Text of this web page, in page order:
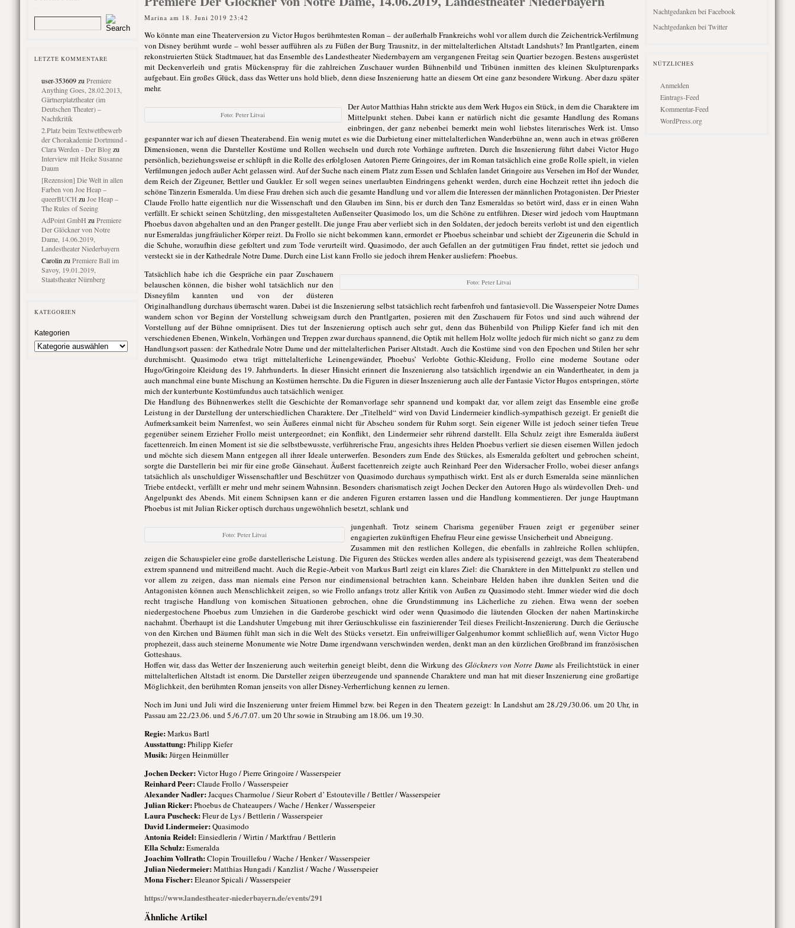
LETZTE KOMMENTARE
user-353609zu Premiere
Anything Goes, 28.02.2013,
Gärtnerplatztheater (im
Deutschen Theater) –
Nachtkritik
2.Platz beim Textwettbewerb
der Chorakademie Dortmund -
Clara Werden - Der Blogzu
Interview mit Heike Susanne
Daum
[Rezension] Die Welt in allen
Farben von Joe Heap –
queerBUCH zu Joe Heap –
The Rules of Seeing
AdPoint GmbH zu Premiere
Der Glöckner von Notre
Dame, 14.06.2019,
Landestheater Niederbayern
Carolin zu Premiere Ball im
Savoy, 19.01.2019,
Staatstheater Nürnberg
KATEGORIEN
Kategorien
Marina am 18. Juni 2019 23:42
Wo könnte man eine Theaterversion zu Victor Hugos berühmtesten Roman – der außerhalb Frankreichs wohl vor allem durch die Zeichentrick-Verfilmung
von Disney berühmt wurde – wohl besser aufführen als zu Füßen der Burg Trausnitz, in der mittelalterlichen Altstadt Landshuts? Im Prantlgarten, einem
rekonstruierten Stück Stadtmauer, hat das Ensemble des Landestheater Niedernbayern am vergangenen Freitag sein Quartier bezogen. Bestens ausgerüstet
mit Deckenverleih und gratis Mückenspray für die zahlreichen Zuschauer wurden Bühnenbild und Tribünen inmitten des kleinen Skulpturenparks
aufgebaut. Ein großes Glück, dass das Wetter uns hold blieb, denn diese Inszenierung hatte an diesem Ort eine ganz besondere Wirkung. Aber dazu später
mehr.
Foto: Peter Litvai
Der Autor Matthias Hahn strickte aus dem Werk Hugos ein Stück, in dem die Charaktere im
Mittelpunkt stehen. Dabei kann er natürlich nicht die gesamte Handlung des Romans
einbringen, der ganz nebenbei bemerkt mein wohl liebstes literarisches Werk ist. Umso
gespannter war ich auf diesen Theaterabend. Ein wenig mutet es wie die Darbietung einer mittelalterlichen Wanderbühne an, wenn auch in etwas größeren
Dimensionen, wenn die Darsteller Kostüme und Rollen wechseln und durch rote Vorhänge auftreten. Durch die Inszenierung führt dabei Victor Hugo
persönlich, beziehungsweise er schlüpft in die Rolle des erfolglosen Autoren Pierre Gringoires, der im Roman tatsächlich eine große Rolle spielt, in vielen
Verfilmungen jedoch außer Acht gelassen wird. Auf der Suche nach einem Platz zum Essen und Schlafen landet Gringoire aus Versehen im Hof der Wunder,
dem Reich der Zigeuner, Bettler und Gaukler. Er soll wegen seines unerlaubten Eindringens gehenkt werden, durch eine Hochzeit rettet ihn jedoch die
schöne Tänzerin Esmeralda. Um diese Frau drehen sich auch die gesamte Handlung und vor allem die Interessen der männlichen Protagonisten. Der Priester
Claude Frollo hatte eigentlich nur die Wissenschaft und den Glauben im Sinn, bis er durch den Tanz Esmeraldas so betört wird, dass er in einen Wahn
verfällt. Er schickt seinen Schützling, den missgestalteten Außenseiter Quasimodo los, um die Schöne zu entführen. Dieser wird jedoch vom Hauptmann
Phoebus davon abgehalten und an den Pranger gestellt. Die junge Frau aber verliebt sich in den Soldaten, der jedoch bereits verlobt ist und den eigentlich
nur Esmeraldas jungfräulicher Körper reizt. Da Frollo sie nicht bekommen kann, ermordet er Phoebus scheinbar und schiebt der Zigeunerin die Schuld in
die Schuhe, woraufhin diese gefoltert und zum Tode verurteilt wird. Quasimodo, der auch Gefallen an der gutmütigen Frau findet, rettet sie jedoch und
versteckt sie in der Kathedrale Notre Dame. Durch eine List kann Frollo sie jedoch ihrem Henker ausliefern: Phoebus.
Foto: Peter Litvai
Tatsächlich habe ich die Gespräche ein paar Zuschauern
belauschen können, die bisher wohl tatsächlich nur den
Disneyfilm kannten und von der düsteren
Originalhandlung durchaus überrascht waren. Dabei ist die Inszenierung selbst tatsächlich recht farbenfroh und fantasievoll. Die Wasserspeier Notre Dames
wandern schon vor Beginn der Vorstellung schweigsam durch den Prantlgarten, posieren mit den Zuschauern für Fotos und sind auch während der
Vorstellung auf der Bühne omnipräsent. Dies tut der Inszenierung optisch auch sehr gut, denn das Bühenbild von Philipp Kiefer fand ich mit den
verschiedenen Ebenen, Winkeln, Vorhängen und Treppen zwar durchaus spannend, die Optik mit hellem Holz wollte jedoch für mich nicht so ganz zu dem
Handlungsort passen: der Kathedrale Notre Dame und der mittelalterlichen Pariser Altstadt. Auch die Kostüme sind von den Epochen und Stilen her sehr
durchmischt. Quasimodo etwa trägt mittelalterliche Leinengewänder, Phoebus’ Verlobte Gothic-Kleidung, Frollo eine moderne Soutane oder
Hugo/Gringoire Kleidung des 19. Jahrhunderts. In dieser Hinsicht erinnert die Inszenierung also tatsächlich irgendwie an ein Wandertheater, in dem ja
auch manchmal eine bunte Mischung an Kostümen herrschte. Da die Figuren in dieser Inszenierung auch alle der Fantasie Victor Hugos entspringen, störte
mich der kunterbunte Kostümfundus auch tatsächlich weniger.
Die Handlung des Bühnenwerkes stellt die Geschichte der Romanvorlage sehr spannend und kompakt dar, vor allem zeigt das Ensemble eine große
Leistung in der Darstellung der unterschiedlichen Charaktere. Der „Titelheld“ wird von David Lindermeier kindlich-sympathisch gezeigt. Er genießt die
Aufmerksamkeit beim Narrenfest, wo sein Äußeres einmal nicht für Abscheu sondern für Ruhm sorgt. Sein eigener Wille ist jedoch seiner tiefen Treue
gegenüber seinem Erzieher Frollo meist untergeordnet; ein Konflikt, den Lindermeier sehr rührend darstellt. Ella Schulz zeigt ihre Esmeralda äußerst
facettenreich. Im einen Moment ist sie die selbstbewusste, verführerische Frau, angesichts ihres Helden Phoebus verliert sie diesen eisernen Willen jedoch
und möchte sich diesem Mann entgegen all ihrer Ideale unterwerfen. Besonders zum Ende des Stückes, als Esmeralda gefoltert und gebrochen scheint,
sorgte die Darstellerin bei mir für eine große Gänsehaut. Äußerst facettenreich zeigte auch Reinhard Peer den Widersacher Frollo, wobei dieser anfangs
tatsächlich als unschuldiger Wissenschaftler und Beschützer von Quasimodo durchaus sympathisch wirkt. Erst als er durch Esmeralda seine männlichen
Triebe entdeckt, verfällt er mehr und mehr seinem Wahnsinn. Besonders charismatisch zeigt Jochen Decker den Autoren Hugo als würdevollen Dreh- und
Angelpunkt des Abends. Mit einem Schnipsen kann er die anderen Figuren erstarren lassen und die Handlung kommentieren. Der junge Hauptmann
Phoebus ist mit Julian Ricker optisch durchaus ungewöhnlich besetzt, schlank und
Foto: Peter Litvai
jungenhaft. Trotz seinem Charisma gegenüber Frauen zeigt er gegenüber seiner
engagierten zukünftigen Ehefrau Fleur eine gewisse Unsicherheit und Abneigung.
Zusammen mit den restlichen Kollegen, die ebenfalls in zahlreiche Rollen schlüpfen,
zeigen die Schauspieler eine große darstellerische Leistung. Die Figuren des Stückes werden alles andere als typisiserend gezeigt, was dem Theaterabend
extrem spannend und mitreißend macht. Auch die Regie-Arbeit von Markus Bartl zeigt ein klares Ziel: die Charaktere in den Mittelpunkt zu stellen und
vor allem zu zeigen, dass man niemals eine Person nur eindimensional betrachten kann. Scheinbare Helden haben ihre dunklen Seiten und die
Antagonisten können auch Menschlichkeit zeigen, so wie Frollo anfangs trotz aller Kritik von Außen zu Quasimodo steht. Immer wieder wird die doch
recht tragische Handlung von komischen Situationen gebrochen, ohne die Grundstimmung ins Lächerliche zu ziehen. Etwa wenn der soeben
niedergestochene Phoebus zum Umziehen in die Garderobe geschickt wird oder wenn Quasimodo die läutenden Glocken der nahen Martinskirche
nachahmt. Überhaupt ist die Landshuter Umgebung mit ihrer Geräuschkulisse ein faszinierender Teil dieses Freilicht-Inszenierung. Durch die Geräusche
von den Kirchen und Bäumen fühlt man sich in die Welt des Stücks versetzt. Ein unfreiwilliger Galgenhumor kommt schließlich auf, wenn Victor Hugo
prophezeit, dass auch steinerne Monumente wie Notre Dame irgendwann verschwinden werden, denkt man an den kürzlichen Großbrand im französischen
Gotteshaus.
Hoffen wir, dass das Wetter der Inszenierung auch weiterhin geneigt bleibt, denn die Wirkung desGlöckners von Notre Dame als Freilichtstück in einer
mittelalterlichen Altstadt ist enorm. Die Darsteller zeigen überzeugende und spannende Charaktere und man hat mit dieser Inszenierung eine großartige
Möglichkeit, den berühmten Roman jenseits von aller Disney-Verherrlichung kennen zu lernen.
Noch im Juni und Juli wird die Inszenierung unter freiem Himmel bzw. bei Regen in den Theatern gezeigt: In Landshut am 28./29./30.06. um 20 Uhr, in
Passau am 22./23.06. und 5./6./7.07. um 20 Uhr sowie in Straubing am 18.06. um 19.30.
Regie:Markus Bartl
Ausstattung:Philipp Kiefer
Musik:Jürgen Heinmüller
Jochen Decker:Victor Hugo / Pierre Gringoire / Wasserspeier
Reinhard Peer:Claude Frollo / Wasserspeier
Alexander Nadler:Jacques Charmolue / Sieur Robert d’ Estouteville / Bettler / Wasserspeier
Julian Ricker:Phoebus de Chateaupers / Wache / Henker / Wasserspeier
Laura Puscheck:Fleur de Lys / Bettlerin / Wasserspeier
David Lindermeier:Quasimodo
Antonia Reidel:Einsiedlerin / Wirtin / Marktfrau / Bettlerin
Ella Schulz:Esmeralda
Joachim Vollrath:Clopin Trouillefou / Wache / Henker / Wasserspeier
Julian Niedermeier:Matthias Hungadi / Kanzlist / Wache / Wasserspeier
Mona Fischer:Eleanor Spicali / Wasserspeier
https://www.landestheater-niederbayern.de/events/291
Ähnliche Artikel
Nachtgedanken bei Facebook
Nachtgedanken bei Twitter
NÜTZLICHES
Anmelden
Eintrags-Feed
Kommentar-Feed
WordPress.org